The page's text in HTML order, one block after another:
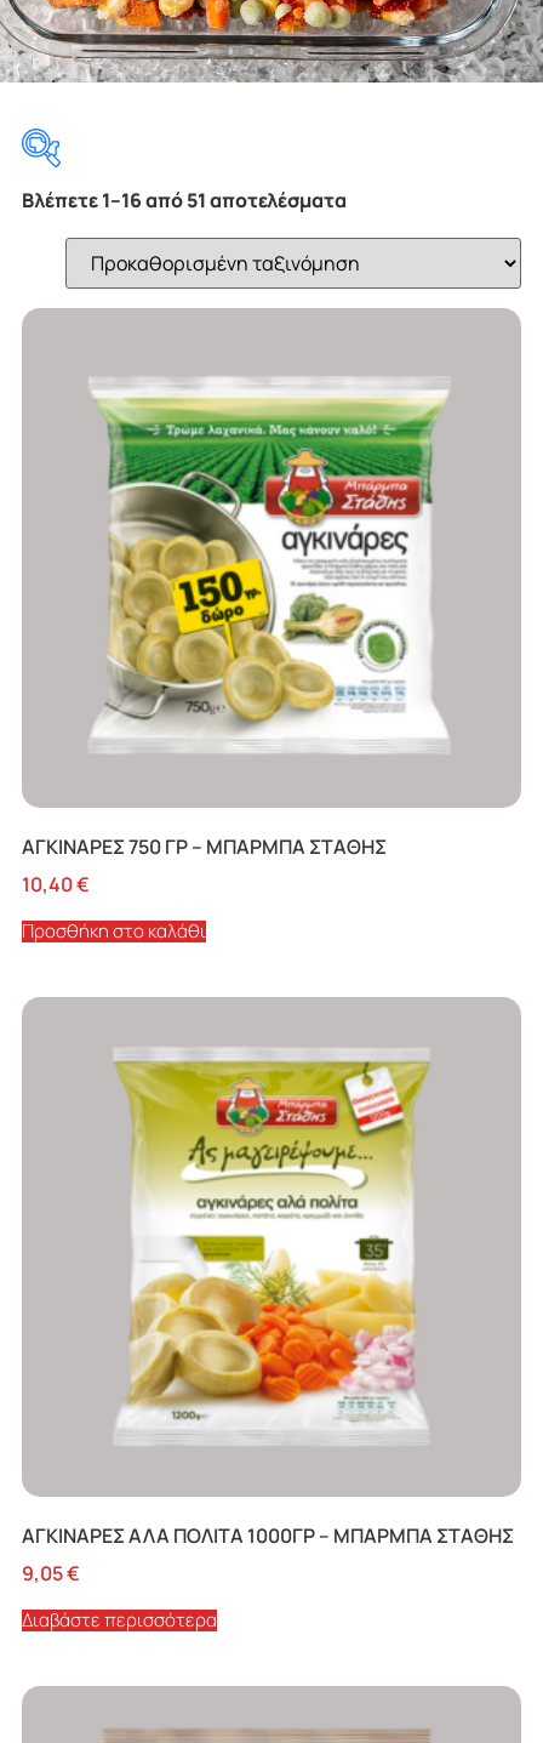
Κατηγορίες προϊόντων
Κατεψυγμένα Αλιεύματα(7)
Κατεψυγμένα Λαχανικά(34)
Ετικέτες προϊόντος
ARBI(1)
Captain Iglo(1)
FourFISH(1)
Mc Cain(3)
Ostria(3)
Sanford(1)
Γάστρα(3)
Ζύμη Ψαχνών(1)
ΠΑΡΝΑΣΣΟΣ(4)
Βλέπετε 1–16 από 51 αποτελέσματα
ΑΓΚΙΝΑΡΕΣ 750 ΓΡ – ΜΠΑΡΜΠΑ ΣΤΑΘΗΣ
10,40€
Προσθήκη στο καλάθι
ΑΓΚΙΝΑΡΕΣ ΑΛΑ ΠΟΛΙΤΑ 1000ΓΡ – ΜΠΑΡΜΠΑ ΣΤΑΘΗΣ
9,05€
Διαβάστε περισσότερα